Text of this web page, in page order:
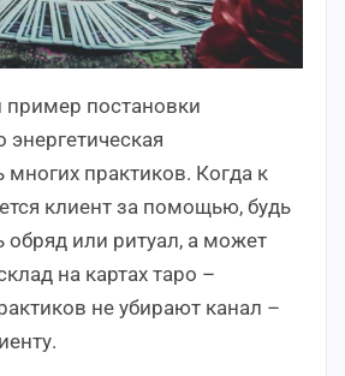
постановки
энергетическая
многих практиков. Когда к
клиент за помощью, будь
обряд или ритуал, а может
на картах таро –
не убирают канал –